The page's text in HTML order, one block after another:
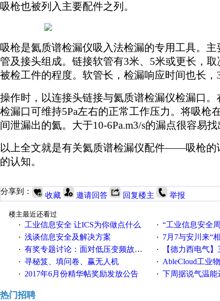
吸枪也被列入主要配件之列。
吸枪是氦质谱检漏仪吸入法检漏的专用工具。
管及接头组成。链接软管有3米、5米或更长，
被检工件的程度。软管长，检漏响应时间也长
操作时，以连接头链接与氦质谱检漏仪检漏口
检漏口可维持5Pa左右的正常工作压力。将吸
间泄漏出的氦。大于10-6Pa.m3/s的漏点很容易
以上全文就是有关氦质谱检漏仪配件——吸枪的
的认知。
分享到： 收藏 邀请回答 回复楼主 举报
楼主最近还看过
·
工业信息安全 让ICS为你做点什么 · “工业信息安全周之我见”
· 浅谈信息安全及解决方案 · 7月7与安川来“
· 有奖专题讨论：面对低压变频故障，老手是这样解决的！ · 【德力西电气】三
· 寻秘笈、填问卷、赢无人机 · AbleCloud工业物联
· 2017年6月份精华帖奖励发放公告 · 下周据说气温能
热门招聘